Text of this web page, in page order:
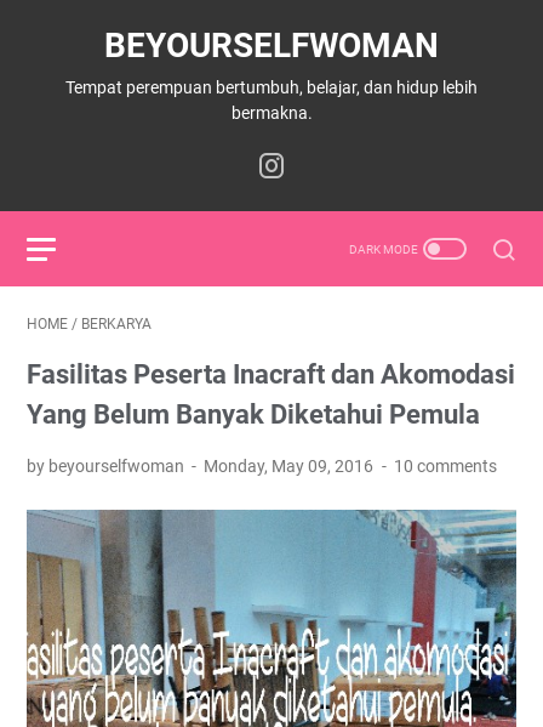
BEYOURSELFWOMAN
Tempat perempuan bertumbuh, belajar, dan hidup lebih
bermakna.
HOME / BERKARYA
Fasilitas Peserta Inacraft dan Akomodasi
Yang Belum Banyak Diketahui Pemula
by beyourselfwoman Monday, May 09, 2016 10 comments